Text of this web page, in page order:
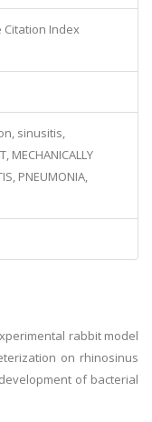
Citation Index
sinusitis,
MECHANICALLY
PNEUMONIA,
rabbit model
on rhinosinus
of bacterial